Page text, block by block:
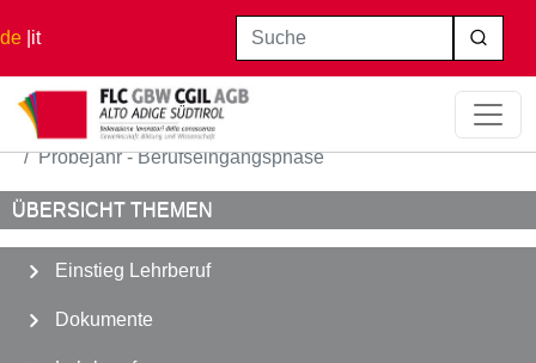
de it Suche
Startseite
Einstieg Lehrberuf
Probejahr - Berufseingangsphase
ÜBERSICHT THEMEN
Einstieg Lehrberuf
Dokumente